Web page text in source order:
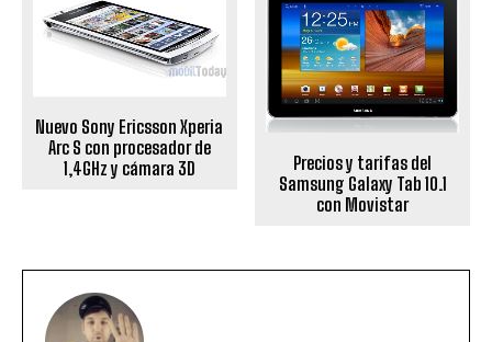
Nuevo Sony Ericsson Xperia
Arc S con procesador de
1,4GHz y cámara 3D
Precios y tarifas del
Samsung Galaxy Tab 10.1
con Movistar